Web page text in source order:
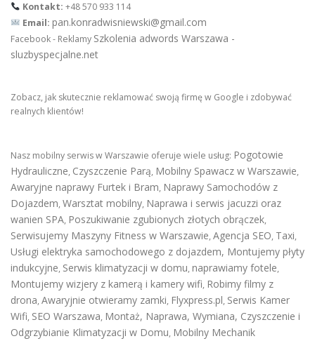
Kontakt: +48 570 933 114
Email: pan.konradwisniewski@gmail.com
Facebook - Reklamy Szkolenia adwords Warszawa -
sluzbyspecjalne.net
Zobacz, jak skutecznie reklamować swoją firmę w Google i zdobywać
realnych klientów!
Nasz mobilny serwis w Warszawie oferuje wiele usług: Pogotowie
Hydrauliczne, Czyszczenie Parą, Mobilny Spawacz w Warszawie,
Awaryjne naprawy Furtek i Bram, Naprawy Samochodów z
Dojazdem, Warsztat mobilny, Naprawa i serwis jacuzzi oraz
wanien SPA, Poszukiwanie zgubionych złotych obrączek,
Serwisujemy Maszyny Fitness w Warszawie, Agencja SEO, Taxi,
Usługi elektryka samochodowego z dojazdem, Montujemy płyty
indukcyjne, Serwis klimatyzacji w domu, naprawiamy fotele,
Montujemy wizjery z kamerą i kamery wifi, Robimy filmy z
drona, Awaryjnie otwieramy zamki, Flyxpress.pl, Serwis Kamer
Wifi, SEO Warszawa, Montaż, Naprawa, Wymiana, Czyszczenie i
Odgrzybianie Klimatyzacji w Domu, Mobilny Mechanik